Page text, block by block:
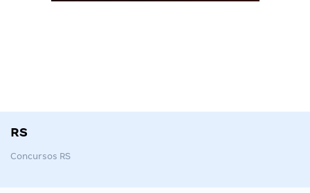
RS
Concursos RS